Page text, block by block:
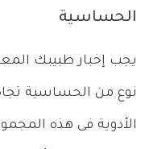
الحساسية
يجب إخبار طبيبك
نوع من الحساسية
الأدوية فى هذه